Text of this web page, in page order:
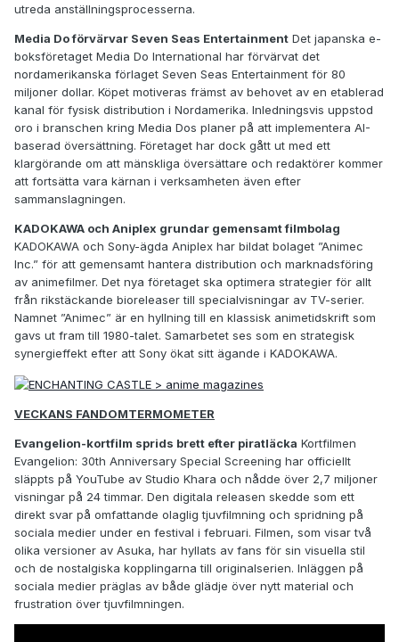
utreda anställningsprocesserna.
Media Do förvärvar Seven Seas Entertainment Det japanska e-
boksföretaget Media Do International har förvärvat det
nordamerikanska förlaget Seven Seas Entertainment för 80
miljoner dollar. Köpet motiveras främst av behovet av en etablerad
kanal för fysisk distribution i Nordamerika. Inledningsvis uppstod
oro i branschen kring Media Dos planer på att implementera AI-
baserad översättning. Företaget har dock gått ut med ett
klargörande om att mänskliga översättare och redaktörer kommer
att fortsätta vara kärnan i verksamheten även efter
sammanslagningen.
KADOKAWA och Aniplex grundar gemensamt filmbolag
KADOKAWA och Sony-ägda Aniplex har bildat bolaget ”Animec
Inc.” för att gemensamt hantera distribution och marknadsföring
av animefilmer. Det nya företaget ska optimera strategier för allt
från rikstäckande bioreleaser till specialvisningar av TV-serier.
Namnet ”Animec” är en hyllning till en klassisk animetidskrift som
gavs ut fram till 1980-talet. Samarbetet ses som en strategisk
synergieffekt efter att Sony ökat sitt ägande i KADOKAWA.
VECKANS FANDOMTERMOMETER
Evangelion-kortfilm sprids brett efter piratläcka Kortfilmen
Evangelion: 30th Anniversary Special Screening har officiellt
släppts på YouTube av Studio Khara och nådde över 2,7 miljoner
visningar på 24 timmar. Den digitala releasen skedde som ett
direkt svar på omfattande olaglig tjuvfilmning och spridning på
sociala medier under en festival i februari. Filmen, som visar två
olika versioner av Asuka, har hyllats av fans för sin visuella stil
och de nostalgiska kopplingarna till originalserien. Inläggen på
sociala medier präglas av både glädje över nytt material och
frustration över tjuvfilmningen.